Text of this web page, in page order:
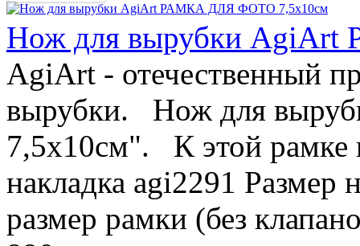
Нож для вырубки
AgiArt - отечественный
вырубки. Нож для
7,5х10см". К этой рамке
накладка agi2291
размер рамки (без